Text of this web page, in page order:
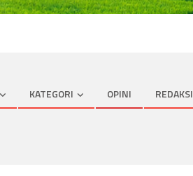
KATEGORI OPINI REDAKSI